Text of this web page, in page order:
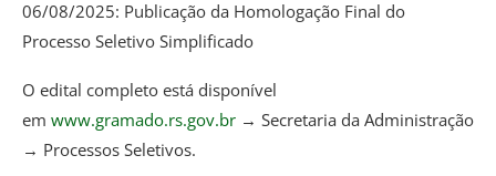
06/08/2025: Publicação da Homologação Final do
Processo Seletivo Simplificado
O edital completo está disponível
em www.gramado.rs.gov.br → Secretaria da Administração
→ Processos Seletivos.